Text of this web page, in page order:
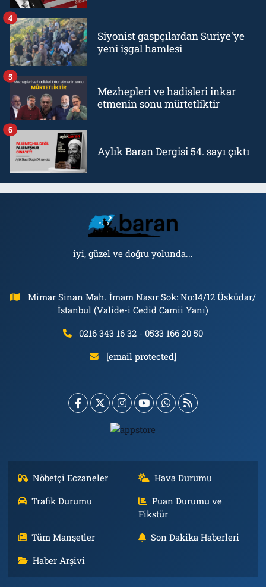
Siyonist gaspçılardan Suriye'ye
yeni işgal hamlesi
4
Mezhepleri ve hadisleri inkar
etmenin sonu mürtetliktir
5
Aylık Baran Dergisi 54. sayı çıktı
6
iyi, güzel ve doğru yolunda...
Mimar Sinan Mah. İmam Nasır Sok: No:14/12 Üsküdar/
İstanbul (Valide-i Cedid Camii Yanı)
0216 343 16 32 - 0533 166 20 50
[email protected]
Nöbetçi Eczaneler
Hava Durumu
Trafik Durumu
Puan Durumu ve
Fikstür
Tüm Manşetler
Son Dakika Haberleri
Haber Arşivi